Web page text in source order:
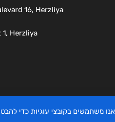
16, Herzliya
1, Herzliya
אנו משתמשים בקובצי עוגיות כדי